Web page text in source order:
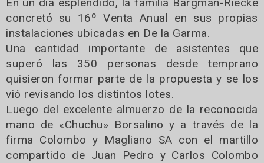
En un día espléndido, la familia Bargman-Riecke
concretó su 16º Venta Anual en sus propias
instalaciones ubicadas en De la Garma.
Una cantidad importante de asistentes que
superó las 350 personas desde temprano
quisieron formar parte de la propuesta y se los
vió revisando los distintos lotes.
Luego del excelente almuerzo de la reconocida
mano de «Chuchu» Borsalino y a través de la
firma Colombo y Magliano SA con el martillo
compartido de Juan Pedro y Carlos Colombo